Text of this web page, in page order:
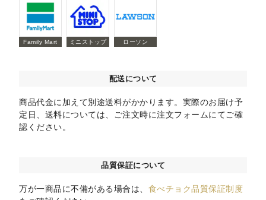
Family Mart ミニストップ ローソン
配送について
商品代金に加えて別途送料がかかります。実際のお届け予
定日、送料については、ご注文時に注文フォームにてご確
認ください。
品質保証について
万が一商品に不備がある場合は、 食べチョク品質保証制度